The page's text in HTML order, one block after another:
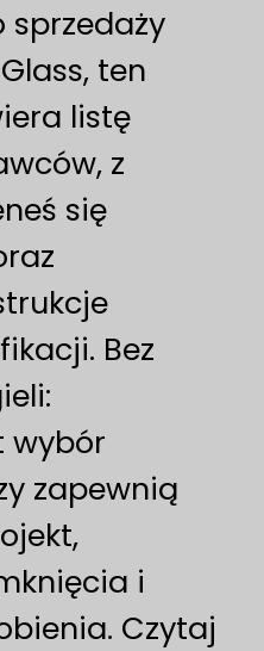
sprzedaży
ten
listę
z
się
Bez
wybór
zapewnią
i
Czytaj